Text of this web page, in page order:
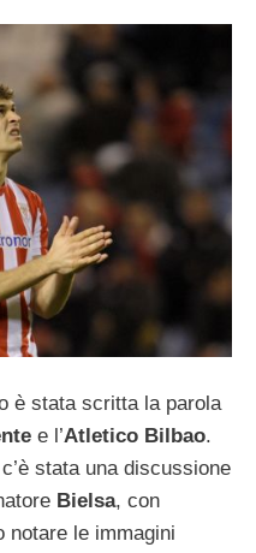
è stata scritta la parola
e l’Atletico Bilbao.
stata una discussione
Bielsa, con
notare le immagini